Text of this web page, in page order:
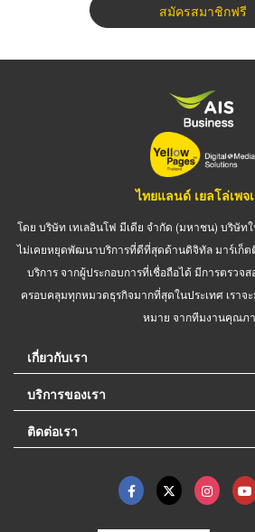
สมัครสมาชิกฟรี
ไทยแลนด์ เยลโล่เพจ
โดย บริษัท เทเลอินโฟ มีเดีย จำกัด (มหาชน) บริษัทใ
ไม่เคยหยุดพัฒนาบริการที่ดีที่สุดด้านดิจิทัล มาร์เก็ต
บริการ จากผู้ประกอบการที่เชื่อถือได้ มีการตรวจ
ครอบคลุมทุกหมวดธุรกิจมากที่สุดในประเทศ เราจ
หมาย จากทีมงานคุณภ
เกี่ยวกับเรา
บริการของเรา
ติดต่อเรา